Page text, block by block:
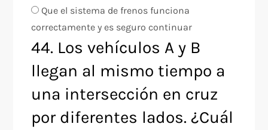
Que el sistema de frenos funciona
correctamente y es seguro continuar
44. Los vehículos A y B
llegan al mismo tiempo a
una intersección en cruz
por diferentes lados. ¿Cuál